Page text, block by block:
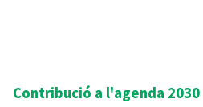
Contribució a l'agenda 2030